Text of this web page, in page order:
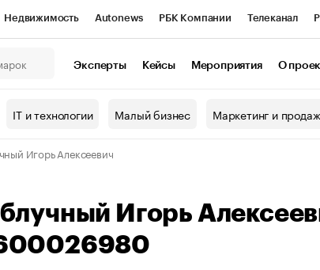
Недвижимость Autonews РБК Компании Телеканал
контрагентов
Эксперты Кейсы Мероприятия О
IT и технологии Малый бизнес Маркетинг и
Игорь Алексеевич
Игорь